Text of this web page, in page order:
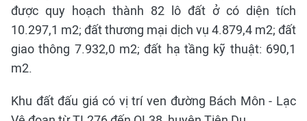
được quy hoạch thành 82 lô đất ở có diện tích
10.297,1 m2; đất thương mại dịch vụ 4.879,4 m2; đất
giao thông 7.932,0 m2; đất hạ tầng kỹ thuật: 690,1
m2.
Khu đất đấu giá có vị trí ven đường Bách Môn - Lạc